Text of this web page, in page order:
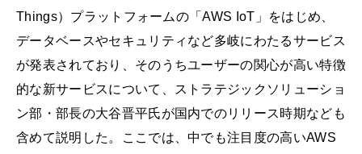
Things）プラットフォームの「AWS IoT」をはじめ、
データベースやセキュリティなど多岐にわたるサービス
が発表されており、そのうちユーザーの関心が高い特徴
的な新サービスについて、ストラテジックソリューショ
ン部・部長の大谷晋平氏が国内でのリリース時期なども
含めて説明した。ここでは、中でも注目度の高いAWS